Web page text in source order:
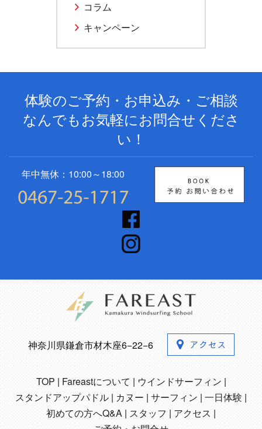
コラム
キャンペーン
体験のご予約・お申込み・ご相談
なんでもお気軽にお問合せくださ
い！
年中無休：10:00～18:00
神奈川県鎌倉市材木座6−22−6
TOP Fareastについて
ウインドサーフィン
スタンドアップパドル
カヌー サーフィン 一日体験
初めての方へQ&A スタッフ
アクセス